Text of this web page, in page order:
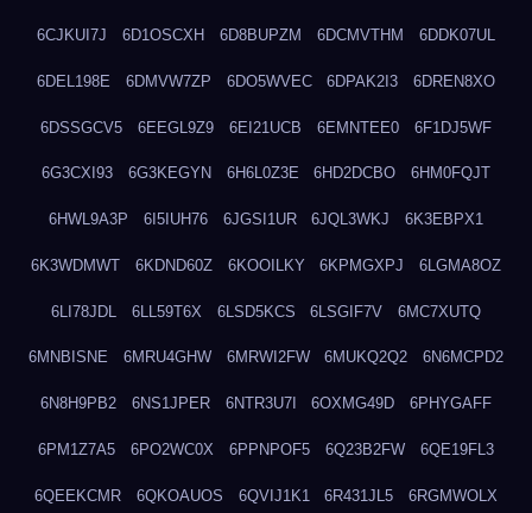
6CJKUI7J 6D1OSCXH 6D8BUPZM 6DCMVTHM 6DDK07UL
6DEL198E 6DMVW7ZP 6DO5WVEC 6DPAK2I3 6DREN8XO
6DSSGCV5 6EEGL9Z9 6EI21UCB 6EMNTEE0 6F1DJ5WF
6G3CXI93 6G3KEGYN 6H6L0Z3E 6HD2DCBO 6HM0FQJT
6HWL9A3P 6I5IUH76 6JGSI1UR 6JQL3WKJ 6K3EBPX1
6K3WDMWT 6KDND60Z 6KOOILKY 6KPMGXPJ 6LGMA8OZ
6LI78JDL 6LL59T6X 6LSD5KCS 6LSGIF7V 6MC7XUTQ
6MNBISNE 6MRU4GHW 6MRWI2FW 6MUKQ2Q2 6N6MCPD2
6N8H9PB2 6NS1JPER 6NTR3U7I 6OXMG49D 6PHYGAFF
6PM1Z7A5 6PO2WC0X 6PPNPOF5 6Q23B2FW 6QE19FL3
6QEEKCMR 6QKOAUOS 6QVIJ1K1 6R431JL5 6RGMWOLX